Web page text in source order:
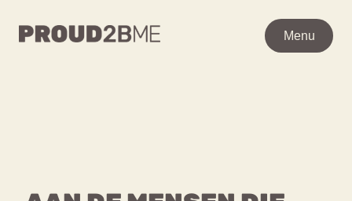
Menu
Menu
WAAR BEN JE NAAR OP